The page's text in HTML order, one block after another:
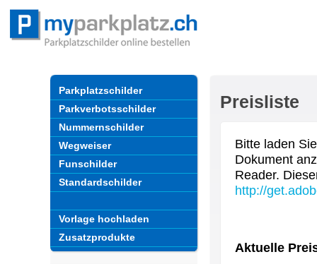
Parkplatzschilder
Parkverbotsschilder
Nummernschilder
Wegweiser
Funschilder
Standardschilder
Vorlage hochladen
Zusatzprodukte
Preisliste
Bitte laden
Dokument
Reader.
http://
Aktuelle